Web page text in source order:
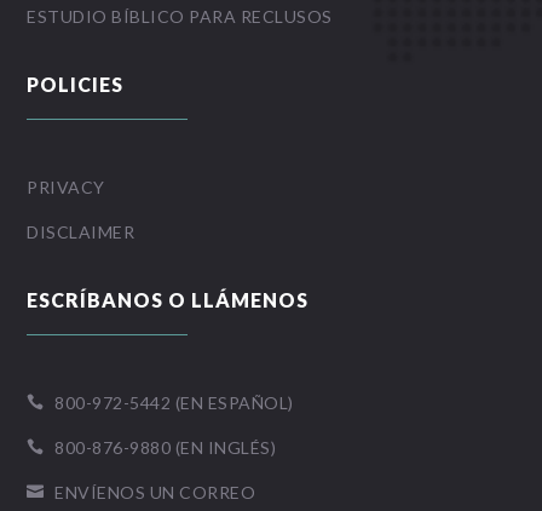
ESTUDIO BÍBLICO PARA RECLUSOS
POLICIES
PRIVACY
DISCLAIMER
ESCRÍBANOS O LLÁMENOS
 800-972-5442 (EN ESPAÑOL)
 800-876-9880 (EN INGLÉS)
 ENVÍENOS UN CORREO